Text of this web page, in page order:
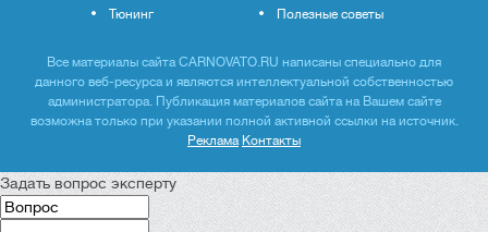
Тюнинг Полезные советы
Все материалы сайта CARNOVATO.RU написаны специально для
данного веб-ресурса и являются интеллектуальной собственностью
администратора. Публикация материалов сайта на Вашем сайте
возможна только при указании полной активной ссылки на источник.
Реклама Контакты
Задать вопрос эксперту